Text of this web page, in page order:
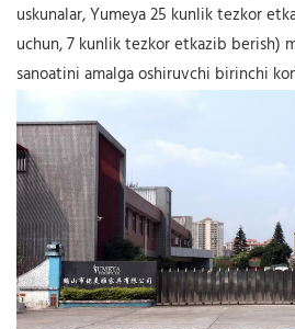
uskunalar, Yumeya 25 kunlik tezkor
uchun, 7 kunlik tezkor etkazib berish)
sanoatini amalga oshiruvchi birinchi